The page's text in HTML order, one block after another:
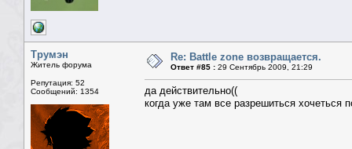
Трумэн
Житель форума
Репутация: 52
Сообщений: 1354
Re: Battle zone возвращается.
Ответ #85 : 29 Сентябрь 2009, 21:29
да действительно((
когда уже там все разрешиться хочеться